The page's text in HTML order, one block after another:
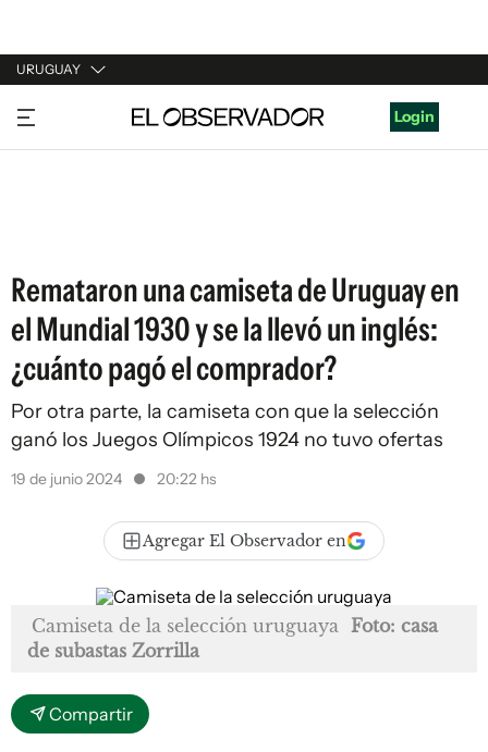
URUGUAY
URUGUAY
ARGENTINA
Login
Remataron una camiseta de Uruguay en
el Mundial 1930 y se la llevó un inglés:
¿cuánto pagó el comprador?
Por otra parte, la camiseta con que la selección
ganó los Juegos Olímpicos 1924 no tuvo ofertas
19 de junio 2024 20:22 hs
Agregar El Observador en
Camiseta de la selección uruguaya Foto: casa
de subastas Zorrilla
Compartir